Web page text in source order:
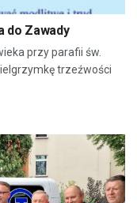
do Zawady
przy parafii św.
trzeźwości